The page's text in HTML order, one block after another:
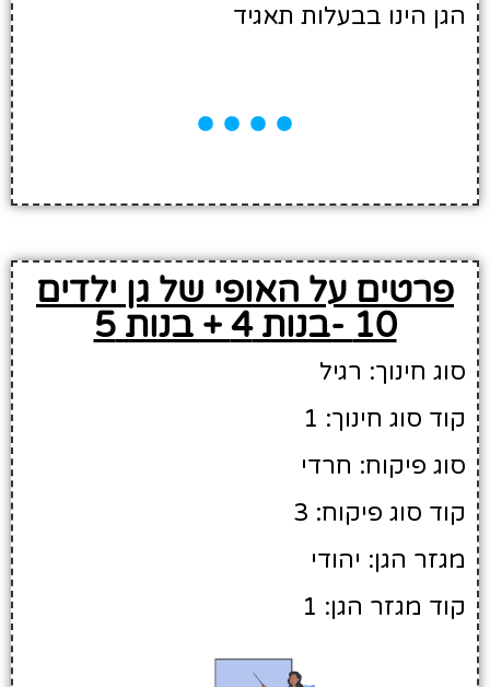
הגן הינו בבעלות תאגיד
פרטים על האופי של גן ילדים
10 -בנות 4 + בנות 5
סוג חינוך: רגיל
קוד סוג חינוך: 1
סוג פיקוח: חרדי
קוד סוג פיקוח: 3
מגזר הגן: יהודי
קוד מגזר הגן: 1